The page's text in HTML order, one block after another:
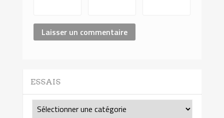
ESSAIS
Essais